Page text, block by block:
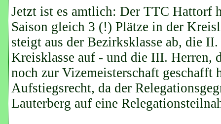
Jetzt ist es amtlich: Der TTC Hattorf
Saison gleich 3 (!) Plätze in der
steigt aus der Bezirksklasse ab, die
Kreisklasse auf - und die III. Herren,
noch zur Vizemeisterschaft geschafft
Aufstiegsrecht, da der
Lauterberg auf eine